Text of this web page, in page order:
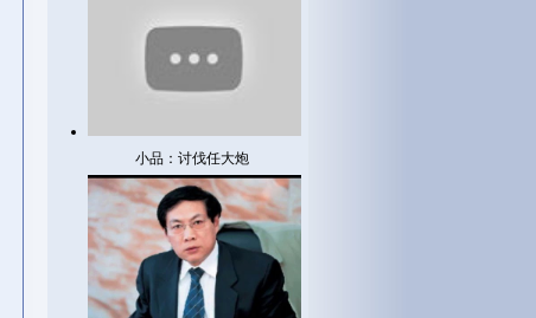
小品：讨伐任大炮